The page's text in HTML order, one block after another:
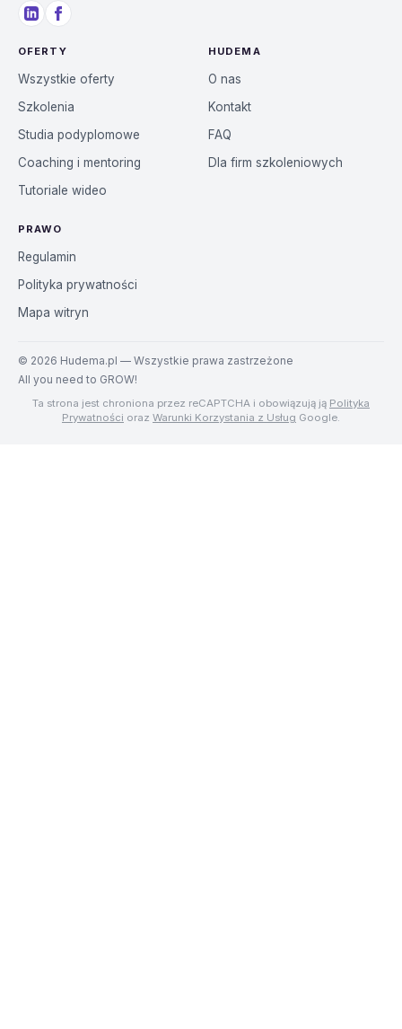
OFERTY
Wszystkie oferty
Szkolenia
Studia podyplomowe
Coaching i mentoring
Tutoriale wideo
HUDEMA
O nas
Kontakt
FAQ
Dla firm szkoleniowych
PRAWO
Regulamin
Polityka prywatności
Mapa witryn
© 2026 Hudema.pl — Wszystkie prawa zastrzeżone
All you need to GROW!
Ta strona jest chroniona przez reCAPTCHA i obowiązują ją Polityka
Prywatności oraz Warunki Korzystania z Usług Google.